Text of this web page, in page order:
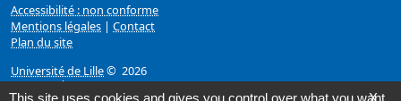
Accessibilité : non conforme
Mentions légales | Contact
Plan du site
Université de Lille© 2026
Page mise à jour le 14/12/2020 (12:22)
X
This site uses cookies and gives you control over what you want